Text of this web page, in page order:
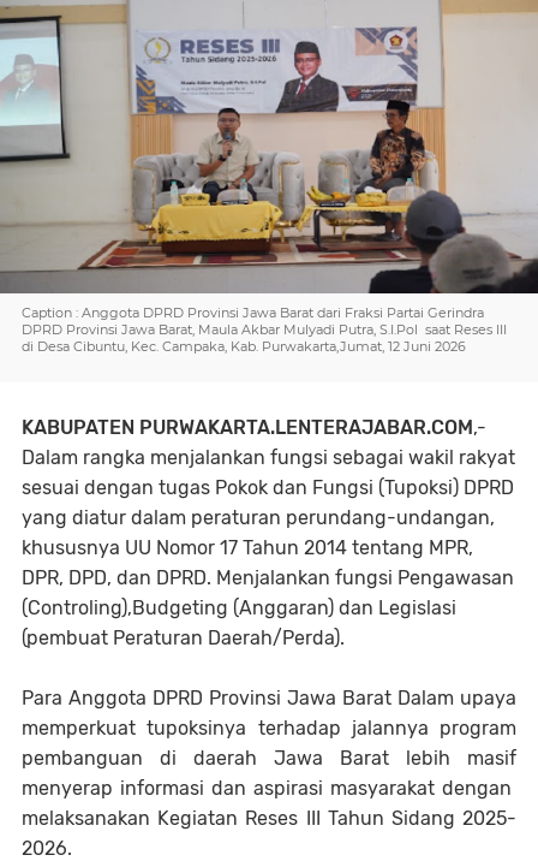
Caption : Anggota DPRD Provinsi Jawa Barat dari Fraksi Partai Gerindra
DPRD Provinsi Jawa Barat, Maula Akbar Mulyadi Putra, S.I.Pol saat Reses III
di Desa Cibuntu, Kec. Campaka, Kab. Purwakarta,Jumat, 12 Juni 2026
KABUPATEN PURWAKARTA.LENTERAJABAR.COM,-
Dalam rangka menjalankan fungsi sebagai wakil rakyat
sesuai dengan tugas Pokok dan Fungsi (Tupoksi) DPRD
yang diatur dalam peraturan perundang-undangan,
khususnya UU Nomor 17 Tahun 2014 tentang MPR,
DPR, DPD, dan DPRD. Menjalankan fungsi Pengawasan
(Controling),Budgeting (Anggaran) dan Legislasi
(pembuat Peraturan Daerah/Perda).
Para Anggota DPRD Provinsi Jawa Barat Dalam upaya
memperkuat tupoksinya terhadap jalannya program
pembanguan di daerah Jawa Barat lebih masif
menyerap informasi dan aspirasi masyarakat dengan
melaksanakan Kegiatan Reses III Tahun Sidang 2025-
2026.